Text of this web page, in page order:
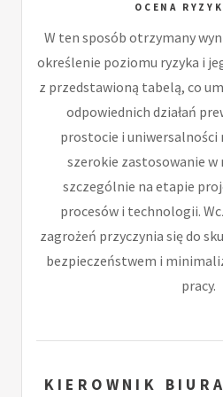
OCENA
W ten sposób otrzymany
określenie poziomu ryzyka i
z przedstawioną tabelą, co
odpowiednich działań
prostocie i uniwersalności
szerokie zastosowanie w
szczególnie na etapie
procesów i technologii.
zagrożeń przyczynia się do
bezpieczeństwem i
pracy.
KIEROWNIK